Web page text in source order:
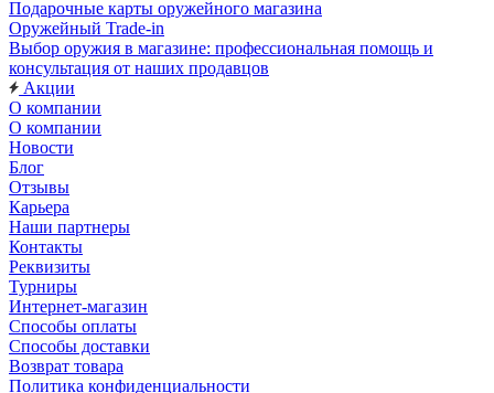
Подарочные карты оружейного магазина
Оружейный Trade-in
Выбор оружия в магазине: профессиональная помощь и
консультация от наших продавцов
Акции
О компании
О компании
Новости
Блог
Отзывы
Карьера
Наши партнеры
Контакты
Реквизиты
Турниры
Интернет-магазин
Способы оплаты
Способы доставки
Возврат товара
Политика конфиденциальности